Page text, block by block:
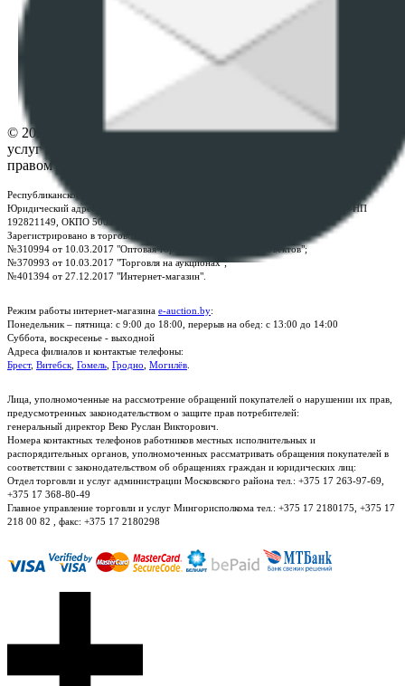
ПОЛОЖЕНИЕ О ПОЛИТИКЕ ОБРАБОТКИ COOKIE-
Настройки cookie-файлов
© 2026 Республиканское унитарное предприятие по оказанию
услуг "БелЮрОбеспечение" - Все права защищены авторским
правом
Республиканское унитарное предприятие по оказанию услуг "БелЮрОбеспечение"
Юридический адрес: г. Минск, пр-т. Дзержинского, 1Б, e-mail:
, УНП
192821149, ОКПО 500111895000
Зарегистрировано в торговом реестре Республики Беларусь:
№310994 от 10.03.2017 "Оптовая торговля без торговых объектов";
№370993 от 10.03.2017 "Торговля на аукционах";
№401394 от 27.12.2017 "Интернет-магазин".
Режим работы интернет-магазина e-auction.by:
Понедельник – пятница: с 9:00 до 18:00, перерыв на обед: с 13:00 до 14:00
Суббота, воскресенье - выходной
Адреса филиалов и контактые телефоны:
Брест, Витебск Гомель Гродно Могилёв
Лица, уполномоченные на рассмотрение обращений покупателей о нарушении их прав,
предусмотренных законодательством о защите прав потребителей:
генеральный директор Веко Руслан Викторович.
Номера контактных телефонов работников местных исполнительных и
распорядительных органов, уполномоченных рассматривать обращения покупателей в
соответствии с законодательством об обращениях граждан и юридических лиц:
Отдел торговли и услуг администрации Московского района тел.: +375 17 263-97-69,
+375 17 368-80-49
Главное управление торговли и услуг Мингорисполкома тел.: +375 17 2180175, +375 17
218 00 82 , факс: +375 17 2180298